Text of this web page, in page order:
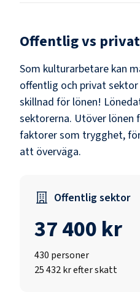
Offentlig vs
Som kulturarbetare kan
offentlig och privat
skillnad för lönen!
sektorerna. Utöver lönen
faktorer som trygghet,
att överväga.
Offentlig sektor
37 400 kr
430 personer
25 432 kr efter skatt